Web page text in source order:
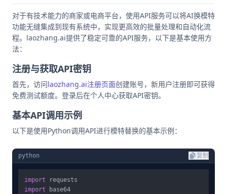
对于有技术能力的商家或电商平台，使用API服务可以将AI换模特
功能无缝集成到现有系统中，实现更高效的批量处理和自动化流
程。laozhang.ai提供了稳定可靠的API服务，以下是基本使用方
法：
注册与获取API密钥
首先，访问laozhang.ai注册页面创建账号，新用户注册即可获得
免费测试额度。登录后在个人中心获取API密钥。
基本API调用示例
以下是使用Python调用API进行模特替换的基本示例：
python 复制
import
import